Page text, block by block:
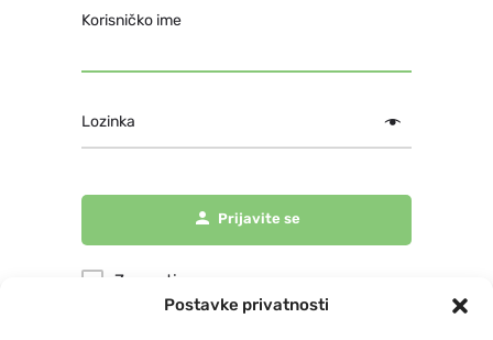
Postavke privatnosti
Korisničko ime
Lozinka
Prijavite se
Zapamti me